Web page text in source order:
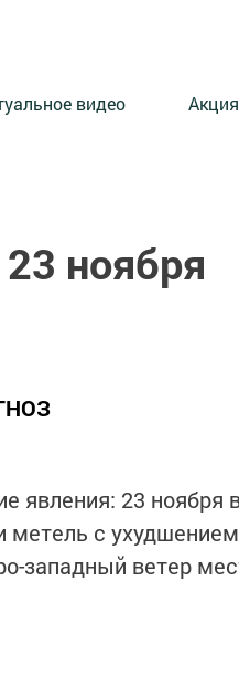
видео Акция
ноября
явления: 23 ноября
с
западный ветер